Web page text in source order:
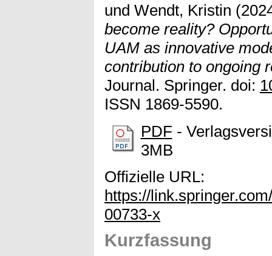
und Wendt, Kristin
become reality?
UAM as innovative
contribution to ongoing
Journal. Springer. doi:
ISSN 1869-5590.
PDF -
3MB
Offizielle URL:
https://
00733-x
Kurzfassung